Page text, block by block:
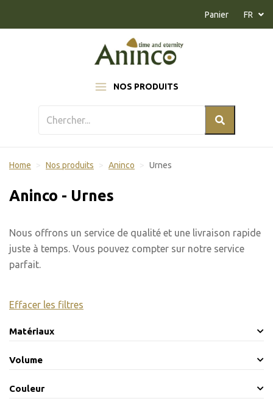
NOS PRODUITS
Panier FR
Home Nos produits Aninco Urnes
Aninco - Urnes
Nous offrons un service de qualité et une livraison rapide
juste à temps. Vous pouvez compter sur notre service
parfait.
Effacer les filtres
Matériaux
Volume
Couleur